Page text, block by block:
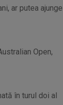
ar putea ajunge
Open,
în turul doi al